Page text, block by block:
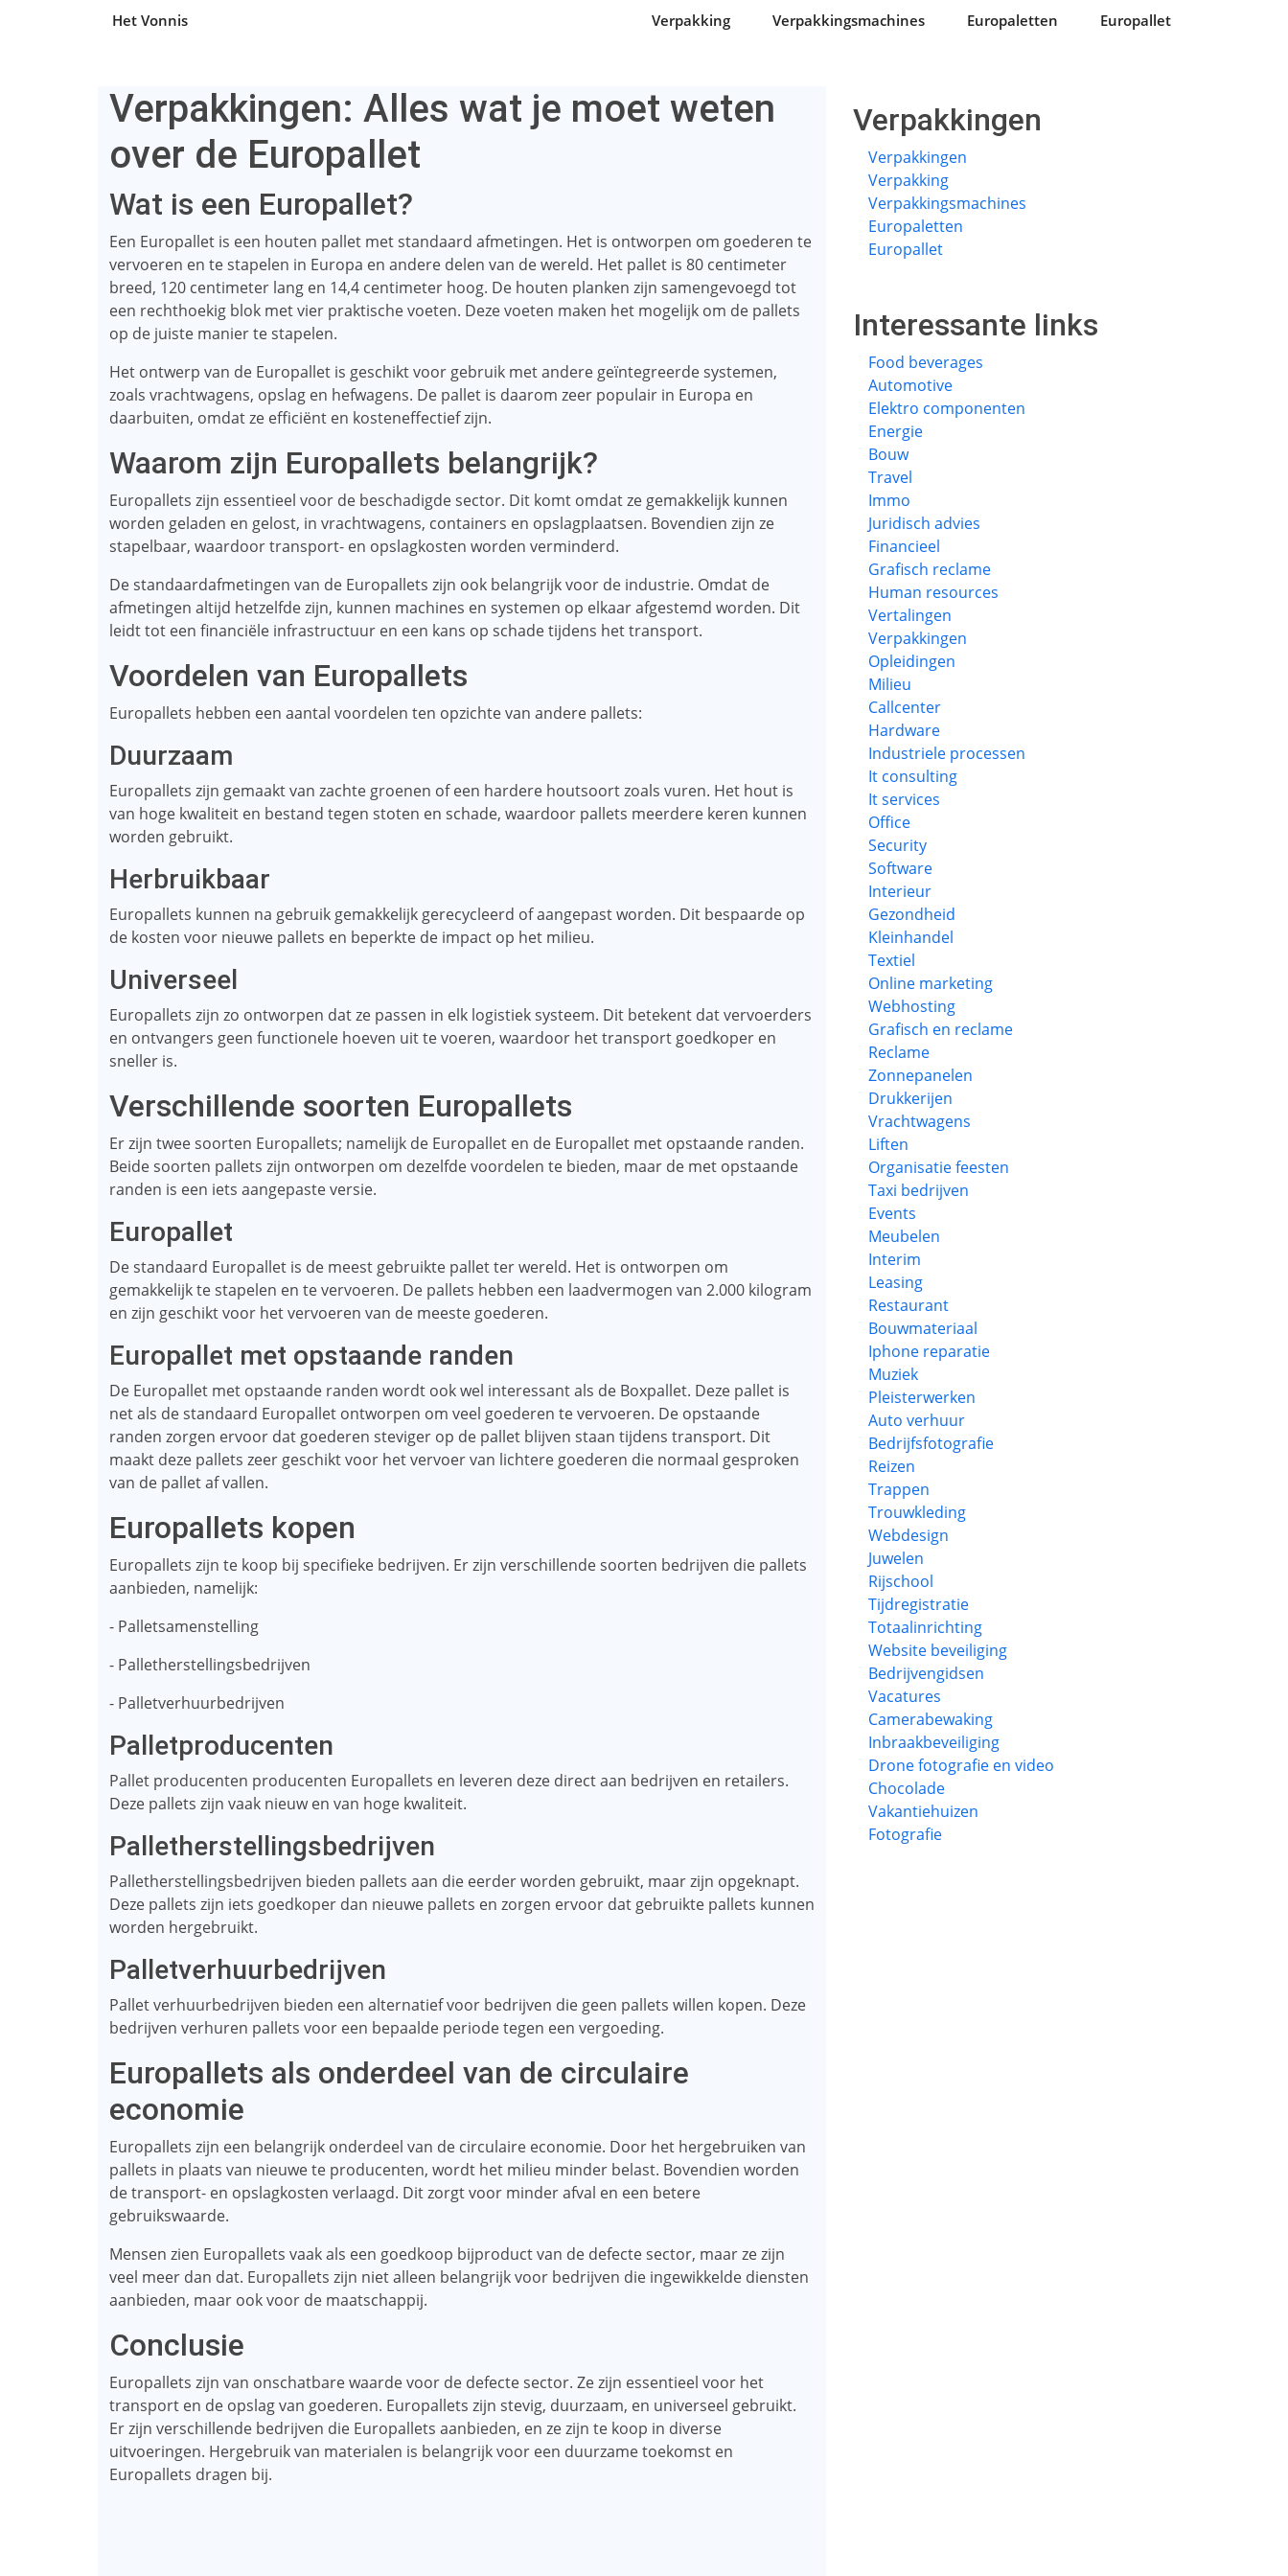
Het Vonnis Verpakking Verpakkingsmachines Europaletten Europallet
Verpakkingen: Alles wat je moet weten
over de Europallet
Wat is een Europallet?
Een Europallet is een houten pallet met standaard afmetingen. Het is ontworpen om goederen te
vervoeren en te stapelen in Europa en andere delen van de wereld. Het pallet is 80 centimeter
breed, 120 centimeter lang en 14,4 centimeter hoog. De houten planken zijn samengevoegd tot
een rechthoekig blok met vier praktische voeten. Deze voeten maken het mogelijk om de pallets
op de juiste manier te stapelen.
Het ontwerp van de Europallet is geschikt voor gebruik met andere geïntegreerde systemen,
zoals vrachtwagens, opslag en hefwagens. De pallet is daarom zeer populair in Europa en
daarbuiten, omdat ze efficiënt en kosteneffectief zijn.
Waarom zijn Europallets belangrijk?
Europallets zijn essentieel voor de beschadigde sector. Dit komt omdat ze gemakkelijk kunnen
worden geladen en gelost, in vrachtwagens, containers en opslagplaatsen. Bovendien zijn ze
stapelbaar, waardoor transport- en opslagkosten worden verminderd.
De standaardafmetingen van de Europallets zijn ook belangrijk voor de industrie. Omdat de
afmetingen altijd hetzelfde zijn, kunnen machines en systemen op elkaar afgestemd worden. Dit
leidt tot een financiële infrastructuur en een kans op schade tijdens het transport.
Voordelen van Europallets
Europallets hebben een aantal voordelen ten opzichte van andere pallets:
Duurzaam
Europallets zijn gemaakt van zachte groenen of een hardere houtsoort zoals vuren. Het hout is
van hoge kwaliteit en bestand tegen stoten en schade, waardoor pallets meerdere keren kunnen
worden gebruikt.
Herbruikbaar
Europallets kunnen na gebruik gemakkelijk gerecycleerd of aangepast worden. Dit bespaarde op
de kosten voor nieuwe pallets en beperkte de impact op het milieu.
Universeel
Europallets zijn zo ontworpen dat ze passen in elk logistiek systeem. Dit betekent dat vervoerders
en ontvangers geen functionele hoeven uit te voeren, waardoor het transport goedkoper en
sneller is.
Verschillende soorten Europallets
Er zijn twee soorten Europallets; namelijk de Europallet en de Europallet met opstaande randen.
Beide soorten pallets zijn ontworpen om dezelfde voordelen te bieden, maar de met opstaande
randen is een iets aangepaste versie.
Europallet
De standaard Europallet is de meest gebruikte pallet ter wereld. Het is ontworpen om
gemakkelijk te stapelen en te vervoeren. De pallets hebben een laadvermogen van 2.000 kilogram
en zijn geschikt voor het vervoeren van de meeste goederen.
Europallet met opstaande randen
De Europallet met opstaande randen wordt ook wel interessant als de Boxpallet. Deze pallet is
net als de standaard Europallet ontworpen om veel goederen te vervoeren. De opstaande
randen zorgen ervoor dat goederen steviger op de pallet blijven staan ​​tijdens transport. Dit
maakt deze pallets zeer geschikt voor het vervoer van lichtere goederen die normaal gesproken
van de pallet af vallen.
Europallets kopen
Europallets zijn te koop bij specifieke bedrijven. Er zijn verschillende soorten bedrijven die pallets
aanbieden, namelijk:
- Palletsamenstelling
- Palletherstellingsbedrijven
- Palletverhuurbedrijven
Palletproducenten
Pallet producenten producenten Europallets en leveren deze direct aan bedrijven en retailers.
Deze pallets zijn vaak nieuw en van hoge kwaliteit.
Palletherstellingsbedrijven
Palletherstellingsbedrijven bieden pallets aan die eerder worden gebruikt, maar zijn opgeknapt.
Deze pallets zijn iets goedkoper dan nieuwe pallets en zorgen ervoor dat gebruikte pallets kunnen
worden hergebruikt.
Palletverhuurbedrijven
Pallet verhuurbedrijven bieden een alternatief voor bedrijven die geen pallets willen kopen. Deze
bedrijven verhuren pallets voor een bepaalde periode tegen een vergoeding.
Europallets als onderdeel van de circulaire
economie
Europallets zijn een belangrijk onderdeel van de circulaire economie. Door het hergebruiken van
pallets in plaats van nieuwe te producenten, wordt het milieu minder belast. Bovendien worden
de transport- en opslagkosten verlaagd. Dit zorgt voor minder afval en een betere
gebruikswaarde.
Mensen zien Europallets vaak als een goedkoop bijproduct van de defecte sector, maar ze zijn
veel meer dan dat. Europallets zijn niet alleen belangrijk voor bedrijven die ingewikkelde diensten
aanbieden, maar ook voor de maatschappij.
Conclusie
Europallets zijn van onschatbare waarde voor de defecte sector. Ze zijn essentieel voor het
transport en de opslag van goederen. Europallets zijn stevig, duurzaam, en universeel gebruikt.
Er zijn verschillende bedrijven die Europallets aanbieden, en ze zijn te koop in diverse
uitvoeringen. Hergebruik van materialen is belangrijk voor een duurzame toekomst en
Europallets dragen bij.
Verpakkingen
Verpakkingen
Verpakking
Verpakkingsmachines
Europaletten
Europallet
Interessante links
Food beverages
Automotive
Elektro componenten
Energie
Bouw
Travel
Immo
Juridisch advies
Financieel
Grafisch reclame
Human resources
Vertalingen
Verpakkingen
Opleidingen
Milieu
Callcenter
Hardware
Industriele processen
It consulting
It services
Office
Security
Software
Interieur
Gezondheid
Kleinhandel
Textiel
Online marketing
Webhosting
Grafisch en reclame
Reclame
Zonnepanelen
Drukkerijen
Vrachtwagens
Liften
Organisatie feesten
Taxi bedrijven
Events
Meubelen
Interim
Leasing
Restaurant
Bouwmateriaal
Iphone reparatie
Muziek
Pleisterwerken
Auto verhuur
Bedrijfsfotografie
Reizen
Trappen
Trouwkleding
Webdesign
Juwelen
Rijschool
Tijdregistratie
Totaalinrichting
Website beveiliging
Bedrijvengidsen
Vacatures
Camerabewaking
Inbraakbeveiliging
Drone fotografie en video
Chocolade
Vakantiehuizen
Fotografie